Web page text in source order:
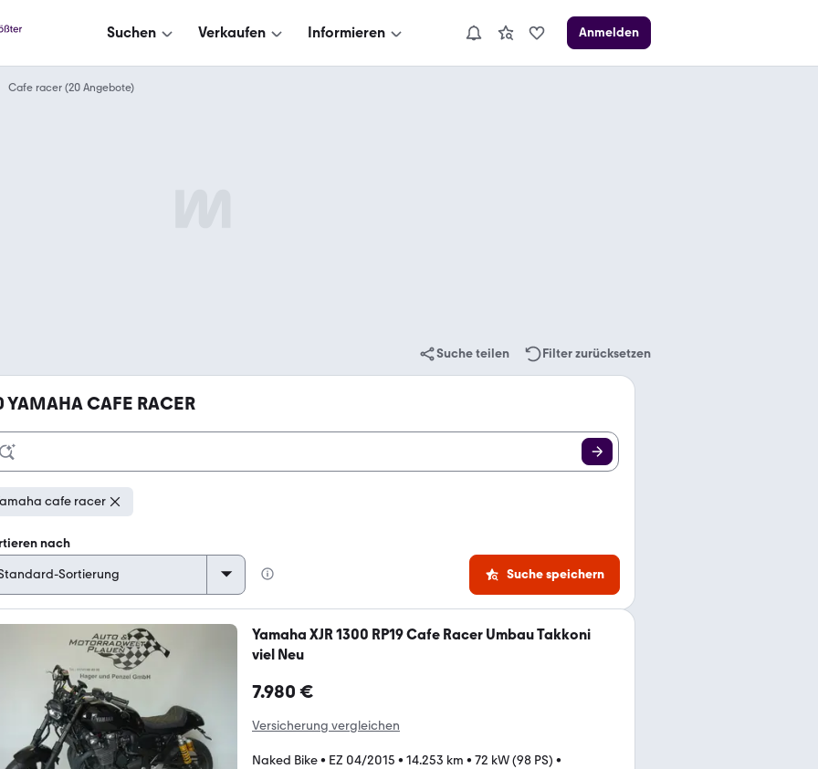
Suchen Verkaufen Informieren Anmelden
Cafe racer (20 Angebote)
Suche teilen Filter zurücksetzen
YAMAHA CAFE RACER
cafe racer
nach
Suche speichern
Yamaha XJR 1300 RP19 Cafe Racer Umbau Takkoni
viel Neu
7.980 €
Versicherung vergleichen
Naked Bike• EZ 04/2015 • 14.253 km • 72 kW (98 PS) •